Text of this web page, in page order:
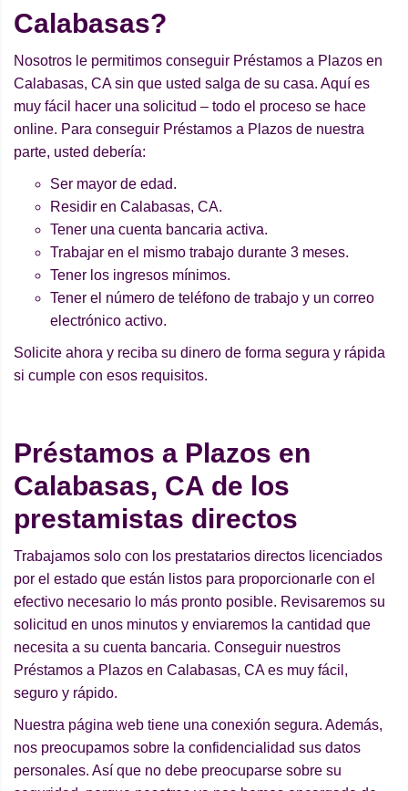
Calabasas?
Nosotros le permitimos conseguir Préstamos a Plazos en
Calabasas, CA sin que usted salga de su casa. Aquí es
muy fácil hacer una solicitud – todo el proceso se hace
online. Para conseguir Préstamos a Plazos de nuestra
parte, usted debería:
Ser mayor de edad.
Residir en Calabasas, CA.
Tener una cuenta bancaria activa.
Trabajar en el mismo trabajo durante 3 meses.
Tener los ingresos mínimos.
Tener el número de teléfono de trabajo y un correo
electrónico activo.
Solicite ahora y reciba su dinero de forma segura y rápida
si cumple con esos requisitos.
Préstamos a Plazos en
Calabasas, CA de los
prestamistas directos
Trabajamos solo con los prestatarios directos licenciados
por el estado que están listos para proporcionarle con el
efectivo necesario lo más pronto posible. Revisaremos su
solicitud en unos minutos y enviaremos la cantidad que
necesita a su cuenta bancaria. Conseguir nuestros
Préstamos a Plazos en Calabasas, CA es muy fácil,
seguro y rápido.
Nuestra página web tiene una conexión segura. Además,
nos preocupamos sobre la confidencialidad sus datos
personales. Así que no debe preocuparse sobre su